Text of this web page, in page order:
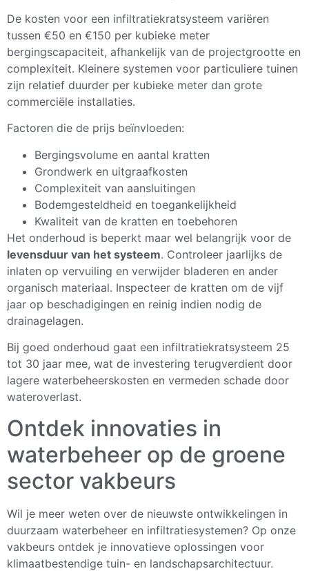
De kosten voor een infiltratiekratsysteem variëren
tussen €50 en €150 per kubieke meter
bergingscapaciteit, afhankelijk van de projectgrootte en
complexiteit. Kleinere systemen voor particuliere tuinen
zijn relatief duurder per kubieke meter dan grote
commerciële installaties.
Factoren die de prijs beïnvloeden:
Bergingsvolume en aantal kratten
Grondwerk en uitgraafkosten
Complexiteit van aansluitingen
Bodemgesteldheid en toegankelijkheid
Kwaliteit van de kratten en toebehoren
Het onderhoud is beperkt maar wel belangrijk voor de
levensduur van het systeem. Controleer jaarlijks de
inlaten op vervuiling en verwijder bladeren en ander
organisch materiaal. Inspecteer de kratten om de vijf
jaar op beschadigingen en reinig indien nodig de
drainagelagen.
Bij goed onderhoud gaat een infiltratiekratsysteem 25
tot 30 jaar mee, wat de investering terugverdient door
lagere waterbeheerskosten en vermeden schade door
wateroverlast.
Ontdek innovaties in
waterbeheer op de groene
sector vakbeurs
Wil je meer weten over de nieuwste ontwikkelingen in
duurzaam waterbeheer en infiltratiesystemen? Op onze
vakbeurs ontdek je innovatieve oplossingen voor
klimaatbestendige tuin- en landschapsarchitectuur.